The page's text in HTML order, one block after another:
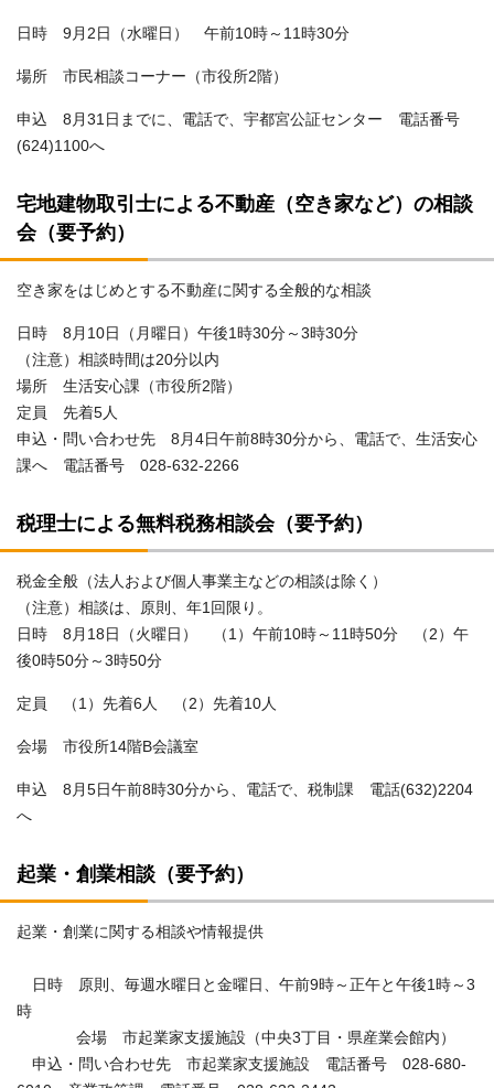
日時 9月2日（水曜日） 午前10時～11時30分
場所 市民相談コーナー（市役所2階）
申込 8月31日までに、電話で、宇都宮公証センター 電話番号
(624)1100へ
宅地建物取引士による不動産（空き家など）の相談
会（要予約）
空き家をはじめとする不動産に関する全般的な相談
日時 8月10日（月曜日）午後1時30分～3時30分
（注意）相談時間は20分以内
場所 生活安心課（市役所2階）
定員 先着5人
申込・問い合わせ先 8月4日午前8時30分から、電話で、生活安心
課へ 電話番号 028-632-2266
税理士による無料税務相談会（要予約）
税金全般（法人および個人事業主などの相談は除く）
（注意）相談は、原則、年1回限り。
日時 8月18日（火曜日） （1）午前10時～11時50分 （2）午
後0時50分～3時50分
定員 （1）先着6人 （2）先着10人
会場 市役所14階B会議室
申込 8月5日午前8時30分から、電話で、税制課 電話(632)2204
へ
起業・創業相談（要予約）
起業・創業に関する相談や情報提供
日時 原則、毎週水曜日と金曜日、午前9時～正午と午後1時～3
時
会場 市起業家支援施設（中央3丁目・県産業会館内）
申込・問い合わせ先 市起業家支援施設 電話番号 028-680-